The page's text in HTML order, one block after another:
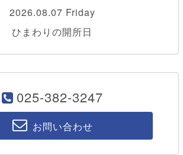
2026.08.07 Friday
ひまわりの開所日
025-382-3247
お問い合わせ